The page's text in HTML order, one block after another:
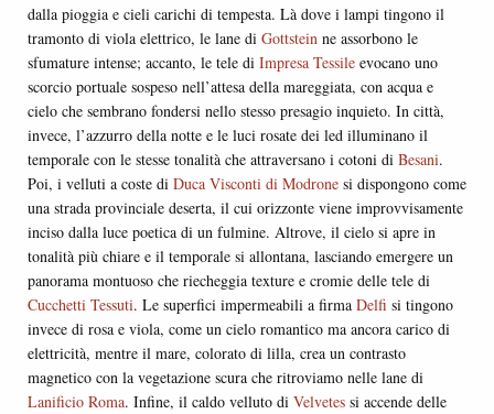
dalla pioggia e cieli carichi di tempesta. Là dove i lampi tingono il
tramonto di viola elettrico, le lane di Gottstein ne assorbono le
sfumature intense; accanto, le tele di Impresa Tessile evocano uno
scorcio portuale sospeso nell’attesa della mareggiata, con acqua e
cielo che sembrano fondersi nello stesso presagio inquieto. In città,
invece, l’azzurro della notte e le luci rosate dei led illuminano il
temporale con le stesse tonalità che attraversano i cotoni di Besani.
Poi, i velluti a coste di Duca Visconti di Modrone si dispongono come
una strada provinciale deserta, il cui orizzonte viene improvvisamente
inciso dalla luce poetica di un fulmine. Altrove, il cielo si apre in
tonalità più chiare e il temporale si allontana, lasciando emergere un
panorama montuoso che riecheggia texture e cromie delle tele di
Cucchetti Tessuti. Le superfici impermeabili a firma Delfi si tingono
invece di rosa e viola, come un cielo romantico ma ancora carico di
elettricità, mentre il mare, colorato di lilla, crea un contrasto
magnetico con la vegetazione scura che ritroviamo nelle lane di
Lanificio Roma. Infine, il caldo velluto di Velvetes si accende delle